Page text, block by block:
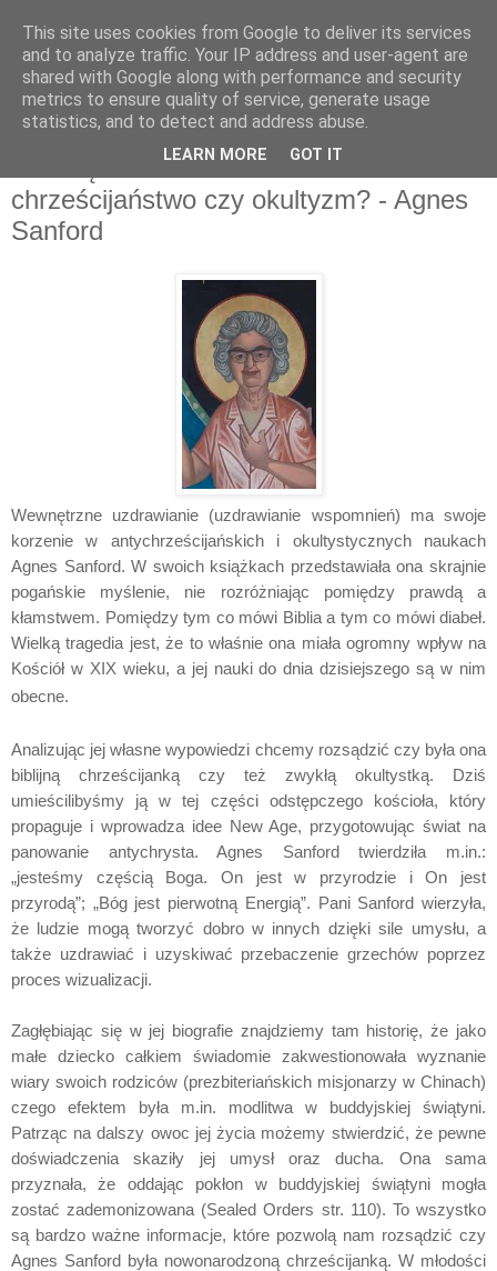
poniedziałek, listopada 24, 2014
Wewnętrzne uzdrawianie -
chrześcijaństwo czy okultyzm? - Agnes
Sanford
Wewnętrzne uzdrawianie (uzdrawianie wspomnień) ma swoje
korzenie w antychrześcijańskich i okultystycznych naukach
Agnes Sanford. W swoich książkach przedstawiała ona skrajnie
pogańskie myślenie, nie rozróżniając pomiędzy prawdą a
kłamstwem. Pomiędzy tym co mówi Biblia a tym co mówi diabeł.
Wielką tragedia jest, że to właśnie ona miała ogromny wpływ na
Kościół w XIX wieku, a jej nauki do dnia dzisiejszego są w nim
obecne.
Analizując jej własne wypowiedzi chcemy rozsądzić czy była ona
biblijną chrześcijanką czy też zwykłą okultystką. Dziś
umieścilibyśmy ją w tej części odstępczego kościoła, który
propaguje i wprowadza idee New Age, przygotowując świat na
panowanie antychrysta. Agnes Sanford twierdziła m.in.:
„jesteśmy częścią Boga. On jest w przyrodzie i On jest
przyrodą”; „Bóg jest pierwotną Energią”. Pani Sanford wierzyła,
że ludzie mogą tworzyć dobro w innych dzięki sile umysłu, a
także uzdrawiać i uzyskiwać przebaczenie grzechów poprzez
proces wizualizacji.
Zagłębiając się w jej biografie znajdziemy tam historię, że jako
małe dziecko całkiem świadomie zakwestionowała wyznanie
wiary swoich rodziców (prezbiteriańskich misjonarzy w Chinach)
czego efektem była m.in. modlitwa w buddyjskiej świątyni.
Patrząc na dalszy owoc jej życia możemy stwierdzić, że pewne
doświadczenia skaziły jej umysł oraz ducha. Ona sama
przyznała, że oddając pokłon w buddyjskiej świątyni mogła
zostać zademonizowana (Sealed Orders str. 110). To wszystko
są bardzo ważne informacje, które pozwolą nam rozsądzić czy
Agnes Sanford była nowonarodzoną chrześcijanką. W młodości
This site uses cookies from Google to deliver its services
and to analyze traffic. Your IP address and user-agent are
shared with Google along with performance and security
metrics to ensure quality of service, generate usage
statistics, and to detect and address abuse.
LEARN MORE GOT IT